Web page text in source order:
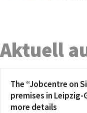
Aktuell
The “Jobcentre on
premises in Leipzig-
more details